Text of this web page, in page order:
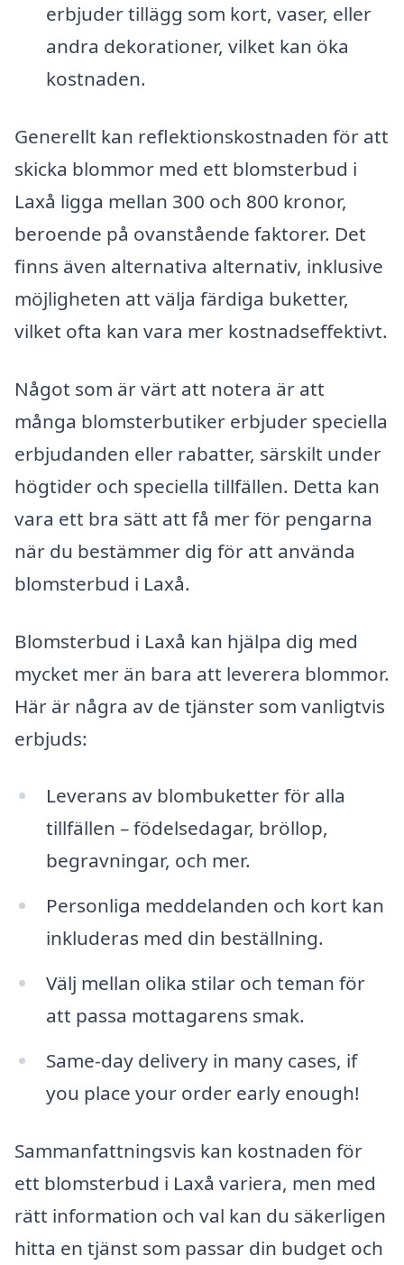
erbjuder tillägg som kort, vaser, eller
andra dekorationer, vilket kan öka
kostnaden.
Generellt kan reflektionskostnaden för att
skicka blommor med ett blomsterbud i
Laxå ligga mellan 300 och 800 kronor,
beroende på ovanstående faktorer. Det
finns även alternativa alternativ, inklusive
möjligheten att välja färdiga buketter,
vilket ofta kan vara mer kostnadseffektivt.
Något som är värt att notera är att
många blomsterbutiker erbjuder speciella
erbjudanden eller rabatter, särskilt under
högtider och speciella tillfällen. Detta kan
vara ett bra sätt att få mer för pengarna
när du bestämmer dig för att använda
blomsterbud i Laxå.
Blomsterbud i Laxå kan hjälpa dig med
mycket mer än bara att leverera blommor.
Här är några av de tjänster som vanligtvis
erbjuds:
Leverans av blombuketter för alla
tillfällen – födelsedagar, bröllop,
begravningar, och mer.
Personliga meddelanden och kort kan
inkluderas med din beställning.
Välj mellan olika stilar och teman för
att passa mottagarens smak.
Same-day delivery in many cases, if
you place your order early enough!
Sammanfattningsvis kan kostnaden för
ett blomsterbud i Laxå variera, men med
rätt information och val kan du säkerligen
hitta en tjänst som passar din budget och